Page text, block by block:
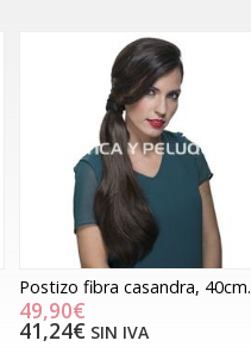
Postizo fibra casandra, 40cm.
49,90€
41,24€ SIN IVA